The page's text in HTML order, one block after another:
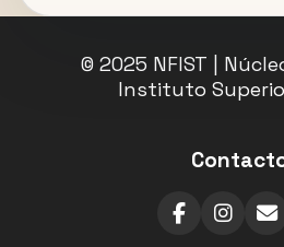
© 2025 NFIST |
Instituto